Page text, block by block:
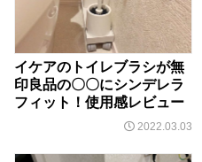
イケアのトイレブラシが無
印良品の〇〇にシンデレラ
フィット！使用感レビュー
2022.03.03